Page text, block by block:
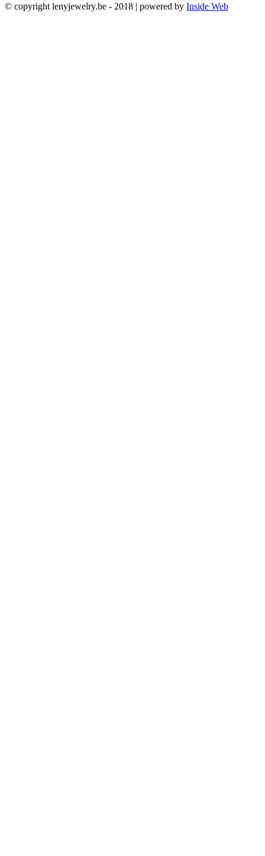
© copyright lenyjewelry.be - 2018 | powered by Inside Web